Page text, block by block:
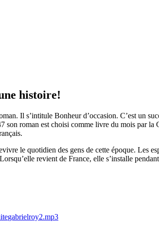
histoire!
Il s’intitule Bonheur d’occasion. C’est un
son roman est choisi comme livre du mois par
le quotidien des gens de cette époque. Les
revient de France, elle s’installe
gabrielroy2.mp3